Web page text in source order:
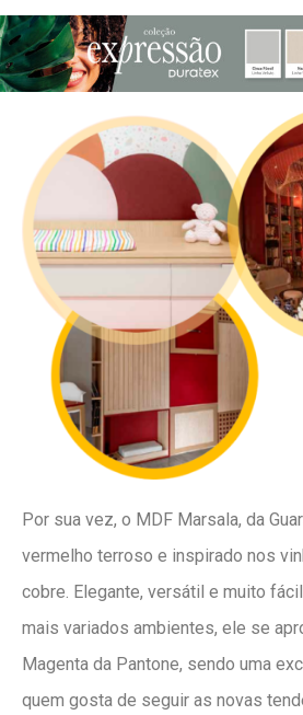
Por sua vez, o MDF Marsala, da
vermelho terroso e inspirado nos
cobre. Elegante, versátil e muito
mais variados ambientes, ele se
Magenta da Pantone, sendo uma
quem gosta de seguir as novas